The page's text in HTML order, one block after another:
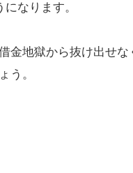
なります。
金地獄から抜け出せな
う。